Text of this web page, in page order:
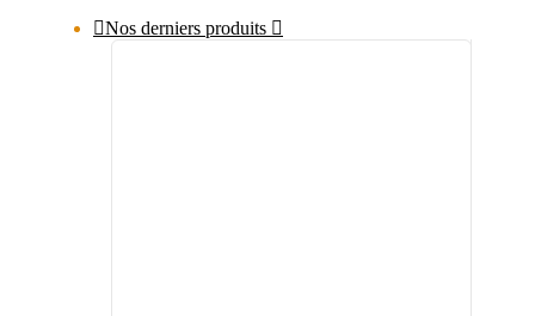
Nos derniers produits